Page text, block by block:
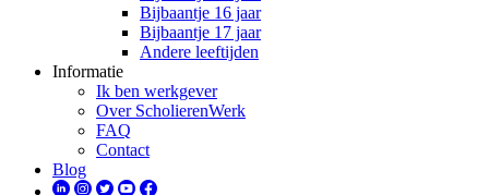
Bijbaantje 16 jaar
Bijbaantje 17 jaar
Andere leeftijden
Informatie
Ik ben werkgever
Over ScholierenWerk
FAQ
Contact
Blog